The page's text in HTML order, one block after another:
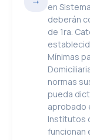
en
deberán
de 1ra.
Mínimas
normas
pueda
aprobado
Institutos
funcionan